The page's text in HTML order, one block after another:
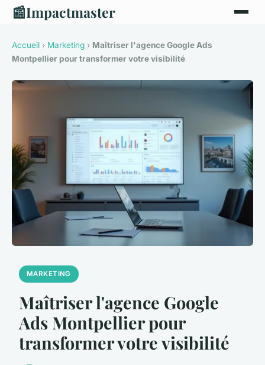
📰Impactmaster
Accueil › Marketing › Maîtriser l'agence Google Ads
Montpellier pour transformer votre visibilité
MARKETING
Maîtriser l'agence Google
Ads Montpellier pour
transformer votre visibilité